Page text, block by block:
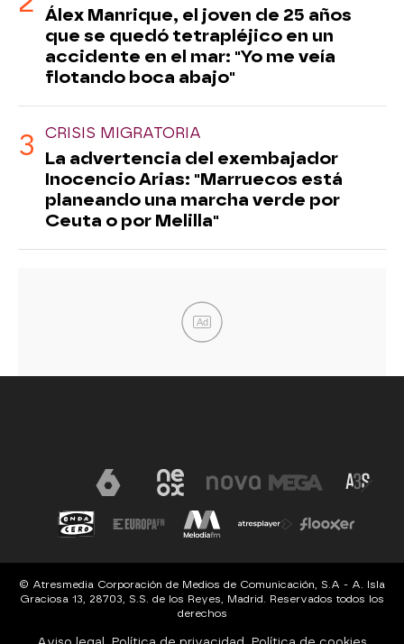
Álex Manrique, el joven de 25 años
que se quedó tetrapléjico en un
accidente en el mar: "Yo me veía
flotando boca abajo"
CRISIS MIGRATORIA
La advertencia del exembajador
Inocencio Arias: "Marruecos está
planeando una marcha verde por
Ceuta o por Melilla"
Ad
© Atresmedia Corporación de Medios de Comunicación, S.A - A. Isla
Graciosa 13, 28703, S.S. de los Reyes, Madrid. Reservados todos los
derechos